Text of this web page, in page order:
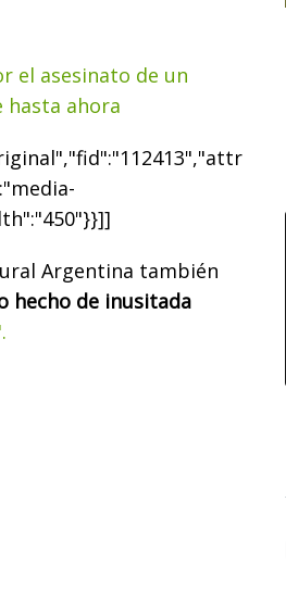
el asesinato de un
hasta ahora
Argentina también
hecho de inusitada